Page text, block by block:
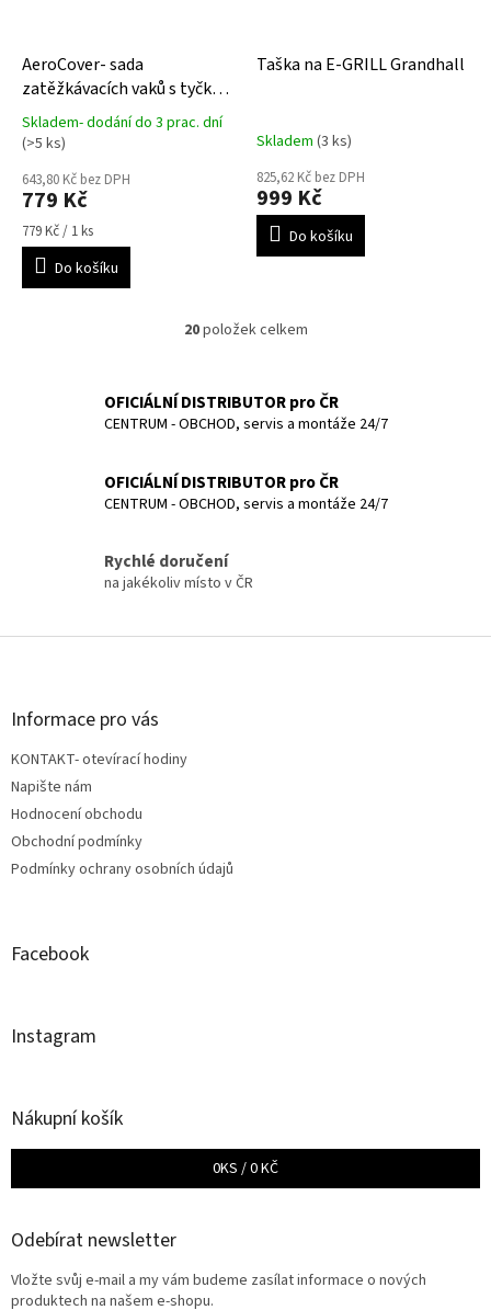
AeroCover- sada
zatěžkávacích vaků s tyčkou
na napnutí ochranného
krytu 2
Průměrné
hodnocení
produktu
je
z
hvězdiček.
Skladem- dodání do 3 prac. dní
(>5 ks)
643,80 Kč bez DPH
779 Kč
Měrná
cena:
779 Kč / 1 ks
Do košíku
Taška na E-GRILL Grandhall
Skladem (3 ks)
825,62 Kč bez DPH
999 Kč
Do košíku
O
á
d
í
p
y
ý
20položek celkem
OFICIÁLNÍ DISTRIBUTOR pro ČR
CENTRUM - OBCHOD, servis a montáže 24/7
OFICIÁLNÍ DISTRIBUTOR pro ČR
CENTRUM - OBCHOD, servis a montáže 24/7
Rychlé doručení
na jakékoliv místo v ČR
Z
Informace pro vás
KONTAKT- otevírací hodiny
Napište nám
Hodnocení obchodu
Obchodní podmínky
Podmínky ochrany osobních údajů
Facebook
Instagram
Nákupní košík
0KS /0 KČ
Odebírat newsletter
Vložte svůj e-mail a my vám budeme zasílat informace o nových
produktech na našem e-shopu.